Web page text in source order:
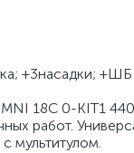
+3насадки; +ШБ
18C 0-KIT1
работ.
мультитулом.